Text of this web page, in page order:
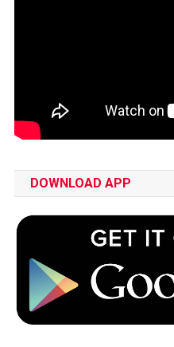
DOWNLOAD APP